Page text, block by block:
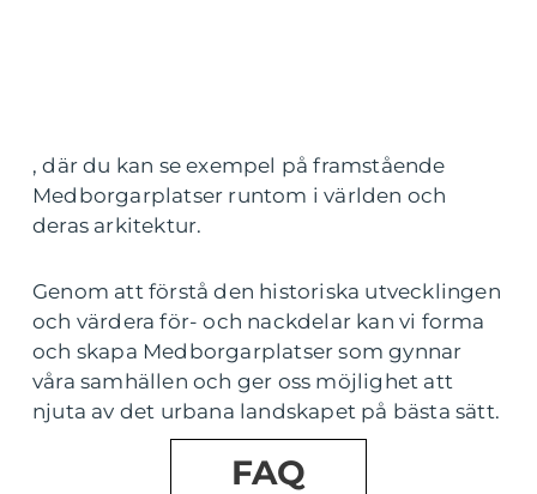
, där du kan se exempel på framstående
Medborgarplatser runtom i världen och
deras arkitektur.
Genom att förstå den historiska utvecklingen
och värdera för- och nackdelar kan vi forma
och skapa Medborgarplatser som gynnar
våra samhällen och ger oss möjlighet att
njuta av det urbana landskapet på bästa sätt.
FAQ